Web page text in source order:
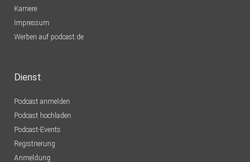
Karriere
Impressum
Werben auf podcast.de
Dienst
Podcast anmelden
Podcast hochladen
Podcast-Events
Registrierung
Anmeldung